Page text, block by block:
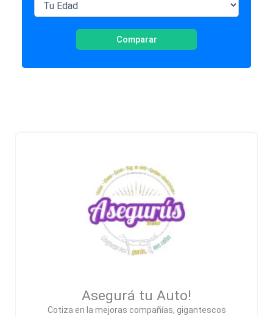
Comparar
Asegurá tu Auto!
Cotiza en la mejoras compañías, gigantescos